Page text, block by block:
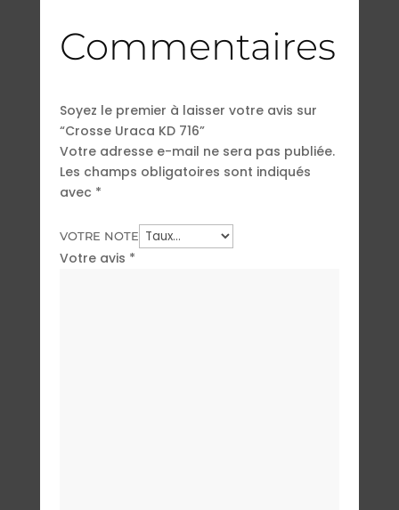
Commentaires
Soyez le premier à laisser votre avis sur
“Crosse Uraca KD 716”
Votre adresse e-mail ne sera pas publiée.
Les champs obligatoires sont indiqués
avec *
VOTRE NOTE
Votre avis *